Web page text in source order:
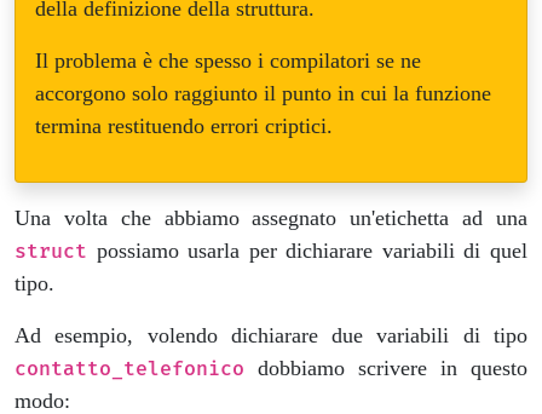
della definizione della struttura.
Il problema è che spesso i compilatori se ne
accorgono solo raggiunto il punto in cui la funzione
termina restituendo errori criptici.
Una volta che abbiamo assegnato un'etichetta ad una
struct possiamo usarla per dichiarare variabili di quel
tipo.
Ad esempio, volendo dichiarare due variabili di tipo
contatto_telefonico dobbiamo scrivere in questo
modo: